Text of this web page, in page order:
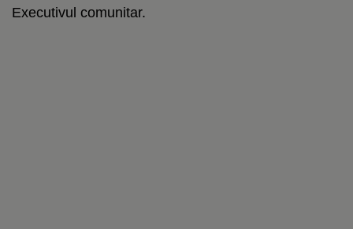
Executivul comunitar.